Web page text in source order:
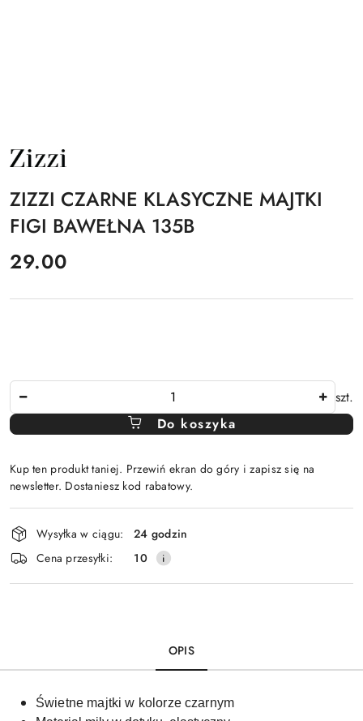
NAZWA
PRODUCENTA:
ZIZZI CZARNE KLASYCZNE MAJTKI
FIGI BAWEŁNA 135B
cena:
29.00
szt.
Do koszyka
Kup ten produkt taniej. Przewiń ekran do góry i zapisz się na
newsletter. Dostaniesz kod rabatowy.
Dostępność
i
dostawa
Wysyłka w ciągu:
24 godzin
Cena przesyłki:
10
OPIS
Świetne majtki w kolorze czarnym